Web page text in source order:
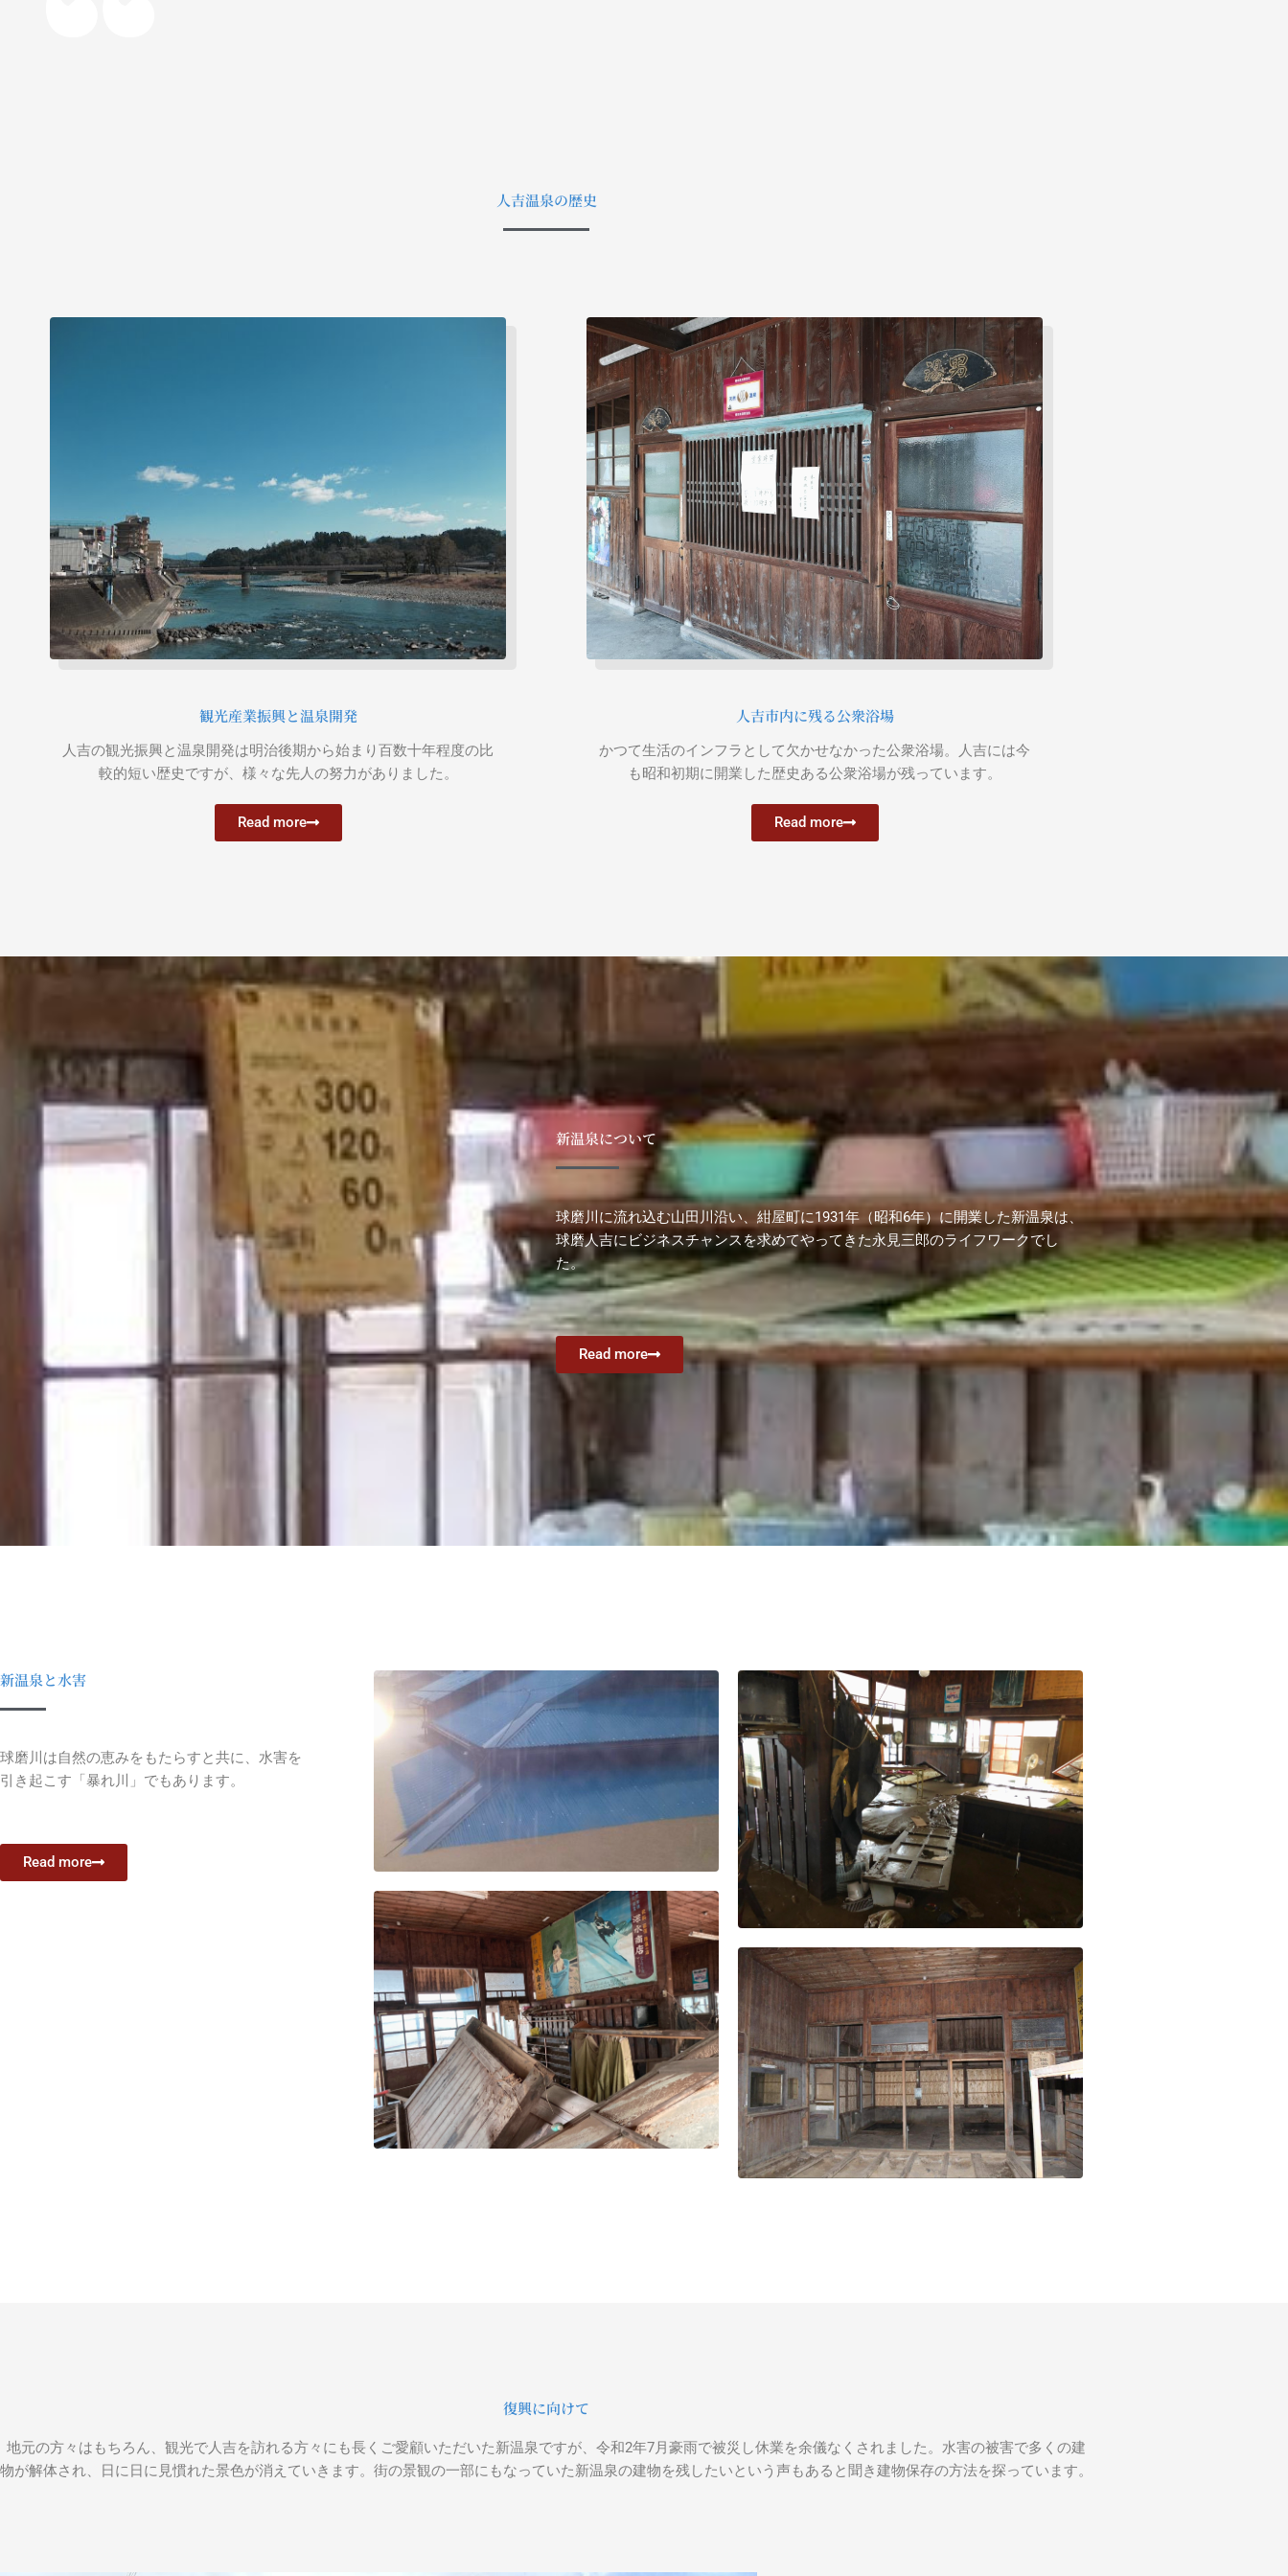
人吉温泉の歴史
観光産業振興と温泉開発
人吉の観光振興と温泉開発は明治後期から始まり百数十年程度の比
較的短い歴史ですが、様々な先人の努力がありました。
Read more
人吉市内に残る公衆浴場
かつて生活のインフラとして欠かせなかった公衆浴場。人吉には今
も昭和初期に開業した歴史ある公衆浴場が残っています。
Read more
新温泉について
球磨川に流れ込む山田川沿い、紺屋町に1931年（昭和6年）に開業した新温泉は、
球磨人吉にビジネスチャンスを求めてやってきた永見三郎のライフワークでし
た。
Read more
新温泉と水害
球磨川は自然の恵みをもたらすと共に、水害を
引き起こす「暴れ川」でもあります。
Read more
復興に向けて
地元の方々はもちろん、観光で人吉を訪れる方々にも長くご愛顧いただいた新温泉ですが、 令和2年7月豪雨で被災し休業を余儀なくされました。水害の被害で多くの建
物が解体され、日に日に見慣れた景色が消えていきます。 街の景観の一部にもなっていた新温泉の建物を残したいという声もあると聞き建物保存の方法を探っています。